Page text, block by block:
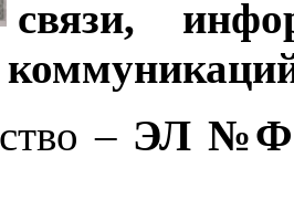
связи,
– ЭЛ